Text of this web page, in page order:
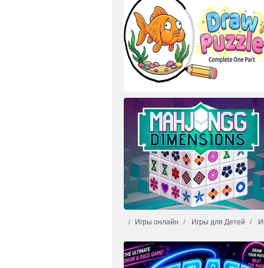
Головоломка с рисованием: дорисуй
недостающую часть
Игры онлайн Игры для Детей